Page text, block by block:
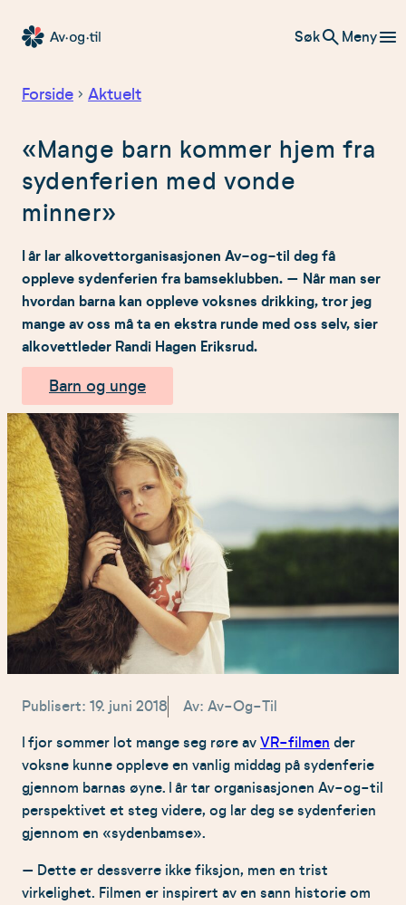
Av-
til
Søk Meny
Forside Aktuelt
«Mange barn kommer hjem fra
sydenferien med vonde
minner»
I år lar alkovettorganisasjonen Av-og-til deg få
oppleve sydenferien fra bamseklubben. – Når man ser
hvordan barna kan oppleve voksnes drikking, tror jeg
mange av oss må ta en ekstra runde med oss selv, sier
alkovettleder Randi Hagen Eriksrud.
Barn og unge
Publisert: 19. juni 2018
Av: Av-Og-Til
I fjor sommer lot mange seg røre av VR-filmen der
voksne kunne oppleve en vanlig middag på sydenferie
gjennom barnas øyne. I år tar organisasjonen Av-og-til
perspektivet et steg videre, og lar deg se sydenferien
gjennom en «sydenbamse».
– Dette er dessverre ikke fiksjon, men en trist
virkelighet. Filmen er inspirert av en sann historie om